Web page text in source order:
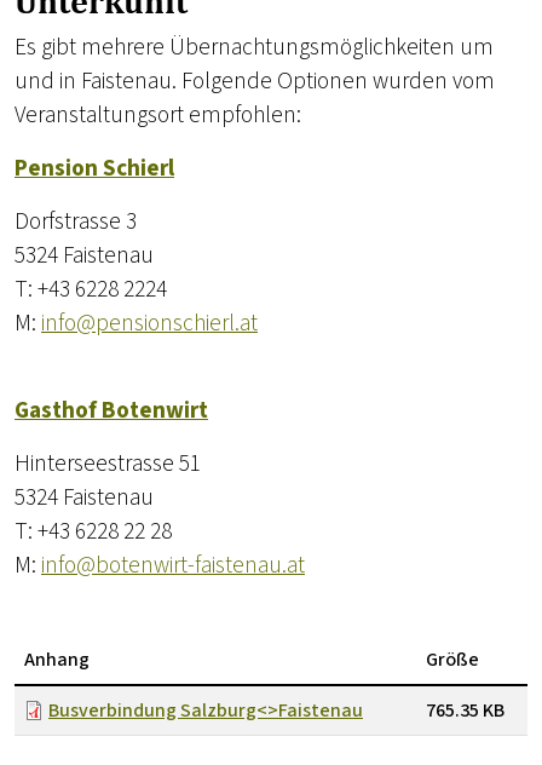
Es gibt mehrere Übernachtungsmöglichkeiten um
und in Faistenau. Folgende Optionen wurden vom
Veranstaltungsort empfohlen:
Pension Schierl
Dorfstrasse 3
5324 Faistenau
T: +43 6228 2224
M:info@pensionschierl.at
Gasthof Botenwirt
Hinterseestrasse 51
5324 Faistenau
T: +43 6228 22 28
M:info@botenwirt-faistenau.at
Anhang
Größe
Busverbindung Salzburg<>Faistenau
765.35 KB